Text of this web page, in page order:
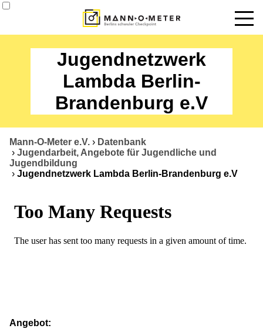
Termine
Angebote
Über uns
Datenbank
Jugendnetzwerk
Lambda Berlin-
Brandenburg e.V
Mann-O-Meter e.V. › Datenbank
› Jugendarbeit, Angebote für Jugendliche und
Jugendbildung
› Jugendnetzwerk Lambda Berlin-Brandenburg e.V
Angebot